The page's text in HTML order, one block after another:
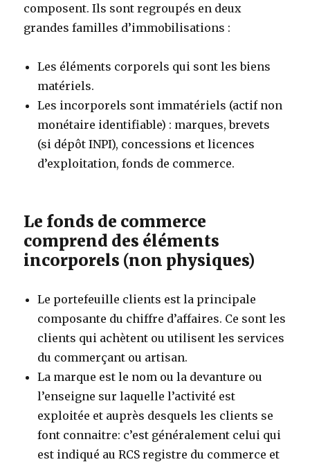
composent. Ils sont regroupés en deux
grandes familles d’immobilisations :
Les éléments corporels qui sont les biens
matériels.
Les incorporels sont immatériels (actif non
monétaire identifiable) : marques, brevets
(si dépôt INPI), concessions et licences
d’exploitation, fonds de commerce.
Le fonds de commerce
comprend des éléments
incorporels (non physiques)
Le portefeuille clients est la principale
composante du chiffre d’affaires. Ce sont les
clients qui achètent ou utilisent les services
du commerçant ou artisan.
La marque est le nom ou la devanture ou
l’enseigne sur laquelle l’activité est
exploitée et auprès desquels les clients se
font connaitre: c’est généralement celui qui
est indiqué au RCS registre du commerce et